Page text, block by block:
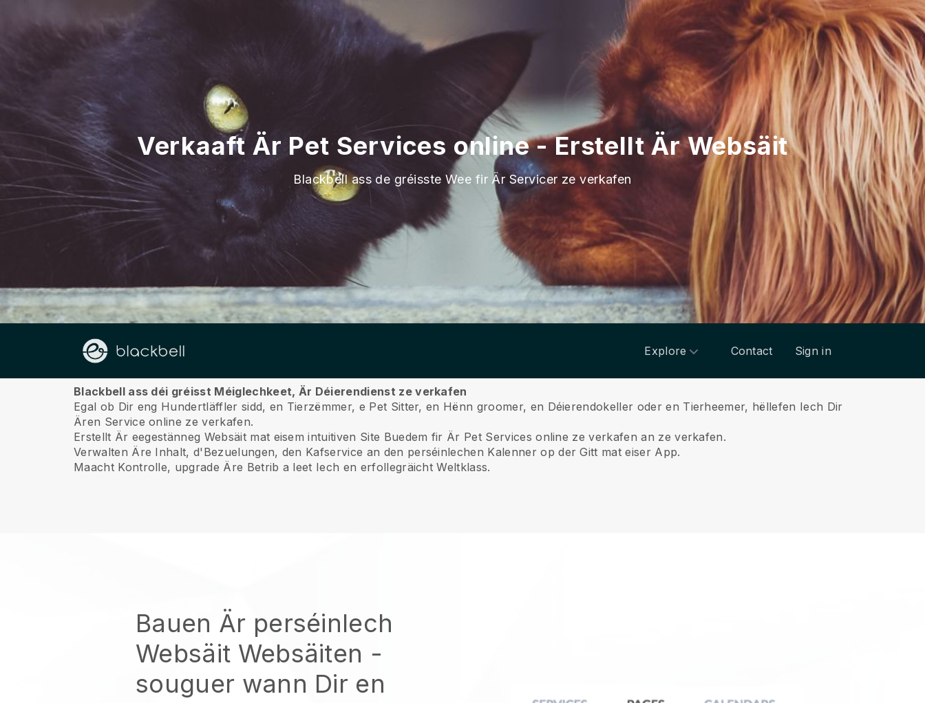
Verkaaft Är Pet Services online - Erstellt Är Websäit
Blackbell ass de gréisste Wee fir Är Servicer ze verkafen
Explore Contact Sign in
Iwwert ons
Blackbell ass déi gréisst Méiglechkeet, Är Déierendienst ze verkafen
Egal ob Dir eng Hundertläffler sidd, en Tierzëmmer, e Pet Sitter, en Hënn groomer, en Déierendokeller oder en Tierheemer, hëllefen Iech Dir
Ären Service online ze verkafen.
Erstellt Är eegestänneg Websäit mat eisem intuitiven Site Buedem fir Är Pet Services online ze verkafen an ze verkafen.
Verwalten Äre Inhalt, d'Bezuelungen, den Kafservice an den perséinlechen Kalenner op der Gitt mat eiser App.
Maacht Kontrolle, upgrade Äre Betrib a leet Iech en erfollegräicht Weltklass.
Bauen Är perséinlech
Websäit Websäiten -
souguer wann Dir en